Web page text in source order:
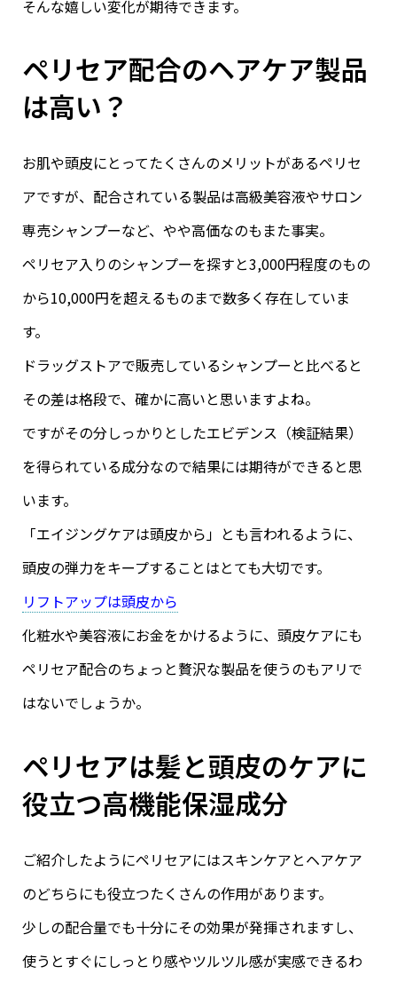
そんな嬉しい変化が期待できます。
ペリセア配合のヘアケア製品
は高い？
お肌や頭皮にとってたくさんのメリットがあるペリセ
アですが、配合されている製品は高級美容液やサロン
専売シャンプーなど、やや高価なのもまた事実。
ペリセア入りのシャンプーを探すと3,000円程度のもの
から10,000円を超えるものまで数多く存在していま
す。
ドラッグストアで販売しているシャンプーと比べると
その差は格段で、確かに高いと思いますよね。
ですがその分しっかりとしたエビデンス（検証結果）
を得られている成分なので結果には期待ができると思
います。
「エイジングケアは頭皮から」とも言われるように、
頭皮の弾力をキープすることはとても大切です。
リフトアップは頭皮から
化粧水や美容液にお金をかけるように、頭皮ケアにも
ペリセア配合のちょっと贅沢な製品を使うのもアリで
はないでしょうか。
ペリセアは髪と頭皮のケアに
役立つ高機能保湿成分
ご紹介したようにペリセアにはスキンケアとヘアケア
のどちらにも役立つたくさんの作用があります。
少しの配合量でも十分にその効果が発揮されますし、
使うとすぐにしっとり感やツルツル感が実感できるわ